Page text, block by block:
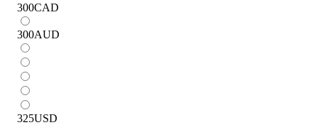
300CAD
300AUD
325USD